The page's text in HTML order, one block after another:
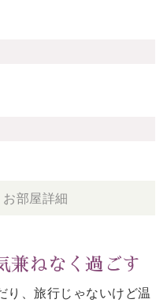
お部屋詳細
兼ねなく過ごす
り、旅行じゃないけど温